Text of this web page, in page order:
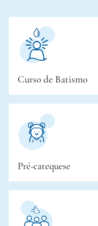
Curso de Batismo
Pré-catequese